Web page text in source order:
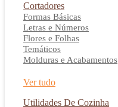
Cortadores
Formas Básicas
Letras e Números
Flores e Folhas
Temáticos
Molduras e Acabamentos
Ver tudo
Utilidades De Cozinha